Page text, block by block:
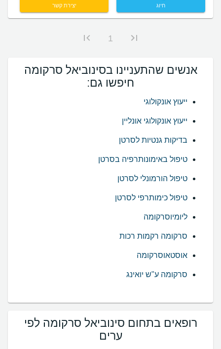
חיוג יצירת קשר
1
אנשים שהתעניינו בסינוביאל סרקומה
חיפשו גם:
ייעוץ אונקולוגי
ייעוץ אונקולוגי אונליין
בדיקות גנטיות לסרטן
טיפול באימונותרפיה בסרטן
טיפול הורמונלי לסרטן
טיפול כימותרפי לסרטן
ליומיוסרקומה
סרקומה רקמות רכות
אוסטאוסרקומה
סרקומה ע"ש יואינג
רופאים בתחום סינוביאל סרקומה לפי
ערים